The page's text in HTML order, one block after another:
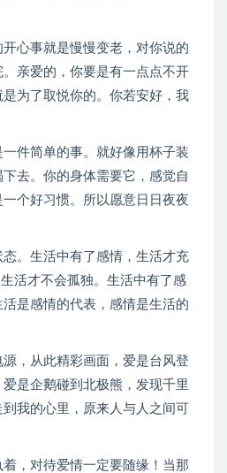
心事就是慢慢变老，对你说的
亲爱的，你要是有一点点不开
为了取悦你的。你若安好，我
件简单的事。就好像用杯子装
去。你的身体需要它，感觉自
个好习惯。所以愿意日日夜夜
。生活中有了感情，生活才充
活才不会孤独。生活中有了感
是感情的代表，感情是生活的
，从此精彩画面，爱是台风登
是企鹅碰到北极熊，发现千里
我的心里，原来人与人之间可
，对待爱情一定要随缘！当那